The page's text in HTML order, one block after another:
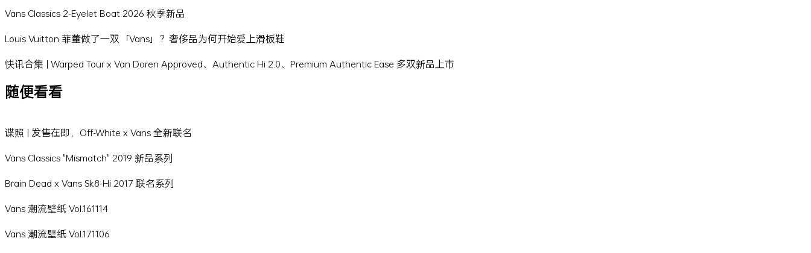
Vans Classics 2-Eyelet Boat 2026 秋季新品
Louis Vuitton 菲董做了一双「Vans」？奢侈品为何开始爱上滑板鞋
快讯合集 | Warped Tour x Van Doren Approved、Authentic Hi 2.0、Premium Authentic Ease 多双新品上市
随便看看
谍照 | 发售在即，Off-White x Vans 全新联名
Vans Classics "Mismatch" 2019 新品系列
Brain Dead x Vans Sk8-Hi 2017 联名系列
Vans 潮流壁纸 Vol.161114
Vans 潮流壁纸 Vol.171106